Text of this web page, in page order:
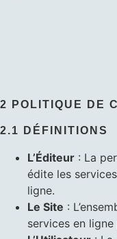
2 POLITIQUE DE
2.1 DÉFINITIONS
L’Éditeur : La
édite les
ligne.
Le Site :
services en ligne